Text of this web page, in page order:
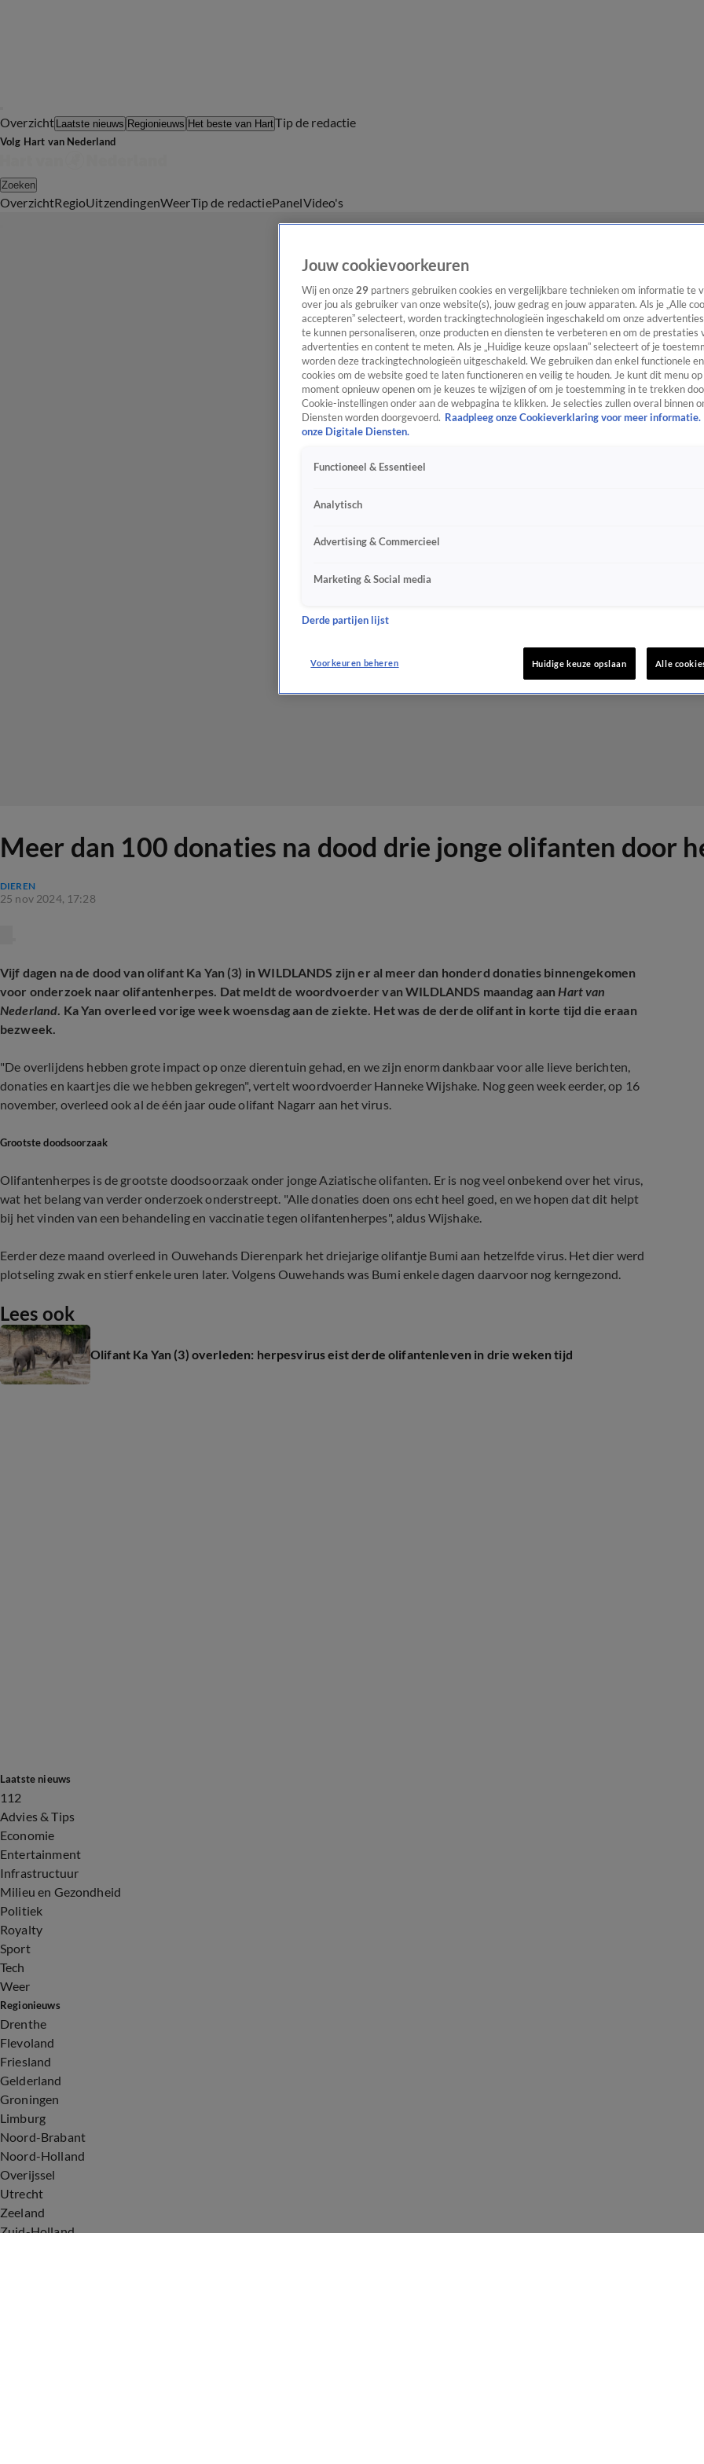
Overzicht Laatste nieuws Regionieuws Het beste van HartTip de redactie
Volg Hart van Nederland
Zoeken
OverzichtRegioUitzendingenWeerTip de redactiePanelVideo's
Meer dan 100 donaties na dood drie jonge olifanten door
DIEREN
25 nov 2024, 17:28
Vijf dagen na de dood van olifant Ka Yan (3) in WILDLANDS zijn er al meer dan honderd donaties binnengekomen
voor onderzoek naar olifantenherpes. Dat meldt de woordvoerder van WILDLANDS maandag aanHart van
Nederland. Ka Yan overleed vorige week woensdag aan de ziekte. Het was de derde olifant in korte tijd die eraan
bezweek.
"De overlijdens hebben grote impact op onze dierentuin gehad, en we zijn enorm dankbaar voor alle lieve berichten,
donaties en kaartjes die we hebben gekregen", vertelt woordvoerder Hanneke Wijshake. Nog geen week eerder, op 16
november, overleed ook al de één jaar oude olifant Nagarr aan het virus.
Grootste doodsoorzaak
Olifantenherpes is de grootste doodsoorzaak onder jonge Aziatische olifanten. Er is nog veel onbekend over het virus,
wat het belang van verder onderzoek onderstreept. "Alle donaties doen ons echt heel goed, en we hopen dat dit helpt
bij het vinden van een behandeling en vaccinatie tegen olifantenherpes", aldus Wijshake.
Eerder deze maand overleed in Ouwehands Dierenpark het driejarige olifantje Bumi aan hetzelfde virus. Het dier werd
plotseling zwak en stierf enkele uren later. Volgens Ouwehands was Bumi enkele dagen daarvoor nog kerngezond.
Lees ook
Olifant Ka Yan (3) overleden: herpesvirus eist derde olifantenleven in drie weken tijd
Laatste nieuws
112
Advies & Tips
Economie
Entertainment
Infrastructuur
Milieu en Gezondheid
Politiek
Royalty
Sport
Tech
Weer
Regionieuws
Drenthe
Flevoland
Friesland
Gelderland
Groningen
Limburg
Noord-Brabant
Noord-Holland
Overijssel
Utrecht
Zeeland
Zuid-Holland
Jouw cookievoorkeuren
Wij en onze 29 partners gebruiken cookies en vergelijkbare technieken om informatie te
over jou als gebruiker van onze website(s), jouw gedrag en jouw apparaten. Als je „Alle
accepteren” selecteert, worden trackingtechnologieën ingeschakeld om onze
te kunnen personaliseren, onze producten en diensten te verbeteren en om de prestaties
advertenties en content te meten. Als je „Huidige keuze opslaan” selecteert of je
worden deze trackingtechnologieën uitgeschakeld. We gebruiken dan enkel functionele
cookies om de website goed te laten functioneren en veilig te houden. Je kunt dit menu
moment opnieuw openen om je keuzes te wijzigen of om je toestemming in te trekken
Cookie-instellingen onder aan de webpagina te klikken. Je selecties zullen overal binnen
Diensten worden doorgevoerd. Raadpleeg onze Cookieverklaring voor meer informatie.
onze Digitale Diensten.
Functioneel & Essentieel
Analytisch
Advertising & Commercieel
Marketing & Social media
Derde partijen lijst
Voorkeuren beheren Huidige keuze opslaan Alle